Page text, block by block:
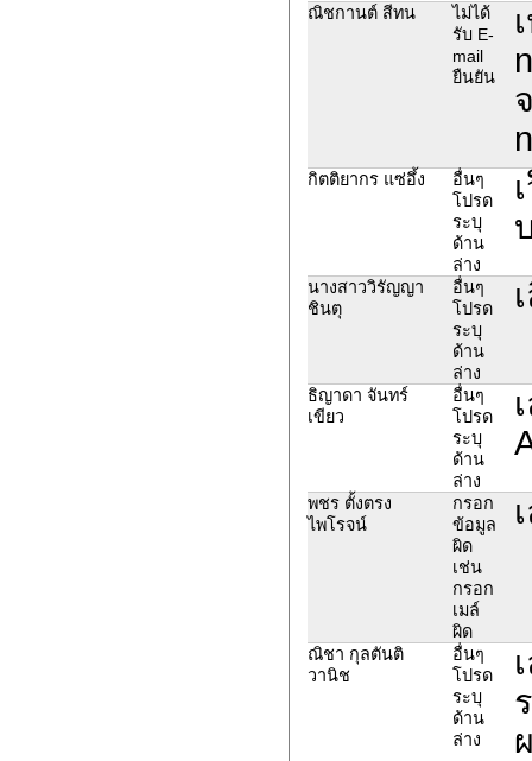
ณิชกานต์ สีทน
ไม่ได้
รับ E-
mail
ยืนยัน
กิตติยากร แซ่อึ้ง
อื่นๆ
โปรด
ระบุ
ด้าน
ล่าง
นางสาววิรัญญา
ชินตุ
อื่นๆ
โปรด
ระบุ
ด้าน
ล่าง
ธิญาดา จันทร์
เขียว
อื่นๆ
โปรด
ระบุ
ด้าน
ล่าง
พชร ตั้งตรง
ไพโรจน์
กรอก
ข้อมูล
ผิด
เช่น
กรอก
เมล์
ผิด
ณิชา กุลตันติ
วานิช
อื่นๆ
โปรด
ระบุ
ด้าน
ล่าง